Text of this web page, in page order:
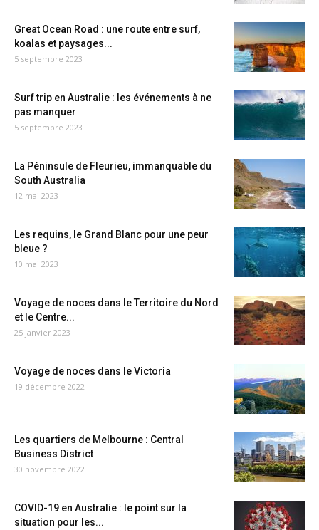
Great Ocean Road : une route entre surf,
koalas et paysages...
5 septembre 2023
Surf trip en Australie : les événements à ne
pas manquer
5 septembre 2023
La Péninsule de Fleurieu, immanquable du
South Australia
12 mai 2023
Les requins, le Grand Blanc pour une peur
bleue ?
10 mai 2023
Voyage de noces dans le Territoire du Nord
et le Centre...
25 janvier 2023
Voyage de noces dans le Victoria
19 décembre 2022
Les quartiers de Melbourne : Central
Business District
30 novembre 2022
COVID-19 en Australie : le point sur la
situation pour les...